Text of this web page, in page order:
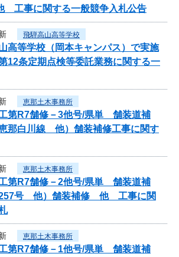
工事に関する一般競争入札公告
飛騨高山高等学校
高等学校（岡本キャンパス）で実施
12条定期点検等委託業務に関する一
恵那土木事務所
工第R7舗修－3他号/県単 舗装道補
那白川線 他）舗装補修工事に関す
恵那土木事務所
工第R7舗修－2他号/県単 舗装道補
号 他）舗装補修 他 工事に関
恵那土木事務所
工第R7舗修－1他号/県単 舗装道補